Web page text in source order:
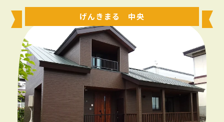
げんきまる 中央